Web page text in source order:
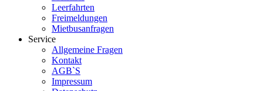
Leerfahrten
Freimeldungen
Mietbusanfragen
Service
Allgemeine Fragen
Kontakt
AGB`S
Impressum